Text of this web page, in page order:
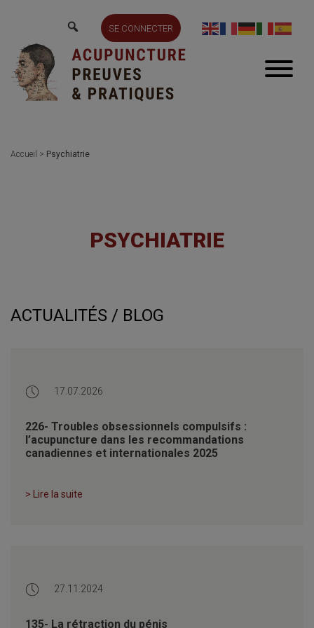
SE CONNECTER
Accueil > Psychiatrie
PSYCHIATRIE
ACTUALITÉS / BLOG
17.07.2026
226- Troubles obsessionnels compulsifs :
l’acupuncture dans les recommandations
canadiennes et internationales 2025
> Lire la suite
27.11.2024
135- La rétraction du pénis